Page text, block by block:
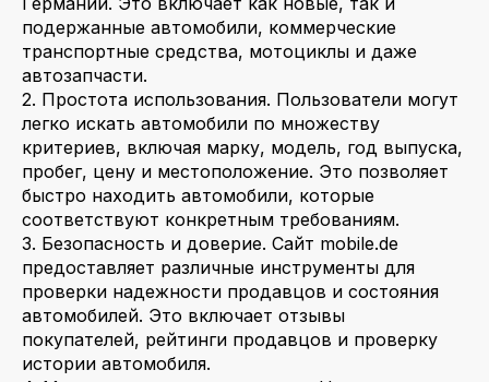
подержанные автомобили, коммерческие
транспортные средства, мотоциклы и даже
автозапчасти.
2. Простота использования. Пользователи могут
легко искать автомобили по множеству
критериев, включая марку, модель, год выпуска,
пробег, цену и местоположение. Это позволяет
быстро находить автомобили, которые
соответствуют конкретным требованиям.
3. Безопасность и доверие. Сайт mobile.de
предоставляет различные инструменты для
проверки надежности продавцов и состояния
автомобилей. Это включает отзывы
покупателей, рейтинги продавцов и проверку
истории автомобиля.